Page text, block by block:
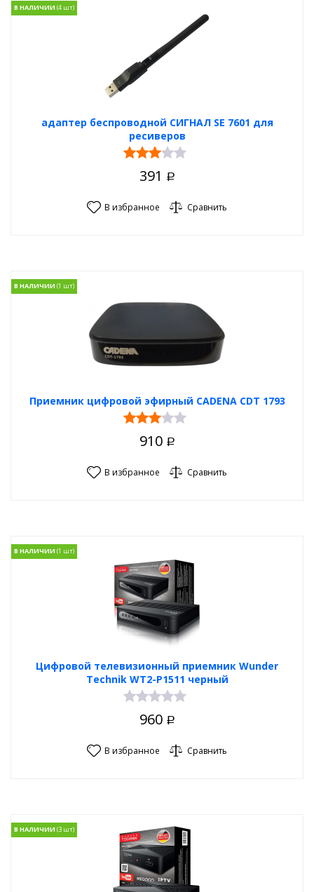
адаптер беспроводной СИГНАЛ SE 7601 для
ресиверов
В НАЛИЧИИ
391 Р
В избранное Сравнить
Приемник цифровой эфирный CADENA CDT 1793
В НАЛИЧИИ
910 Р
В избранное Сравнить
Цифровой телевизионный приемник Wunder
Technik WT2-P1511 черный
В НАЛИЧИИ
960 Р
В избранное Сравнить
В НАЛИЧИИ